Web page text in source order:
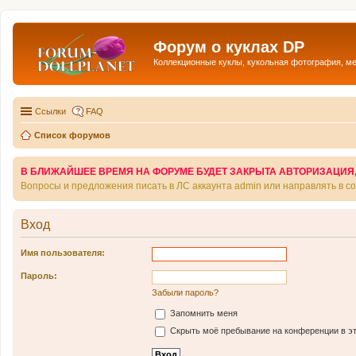
Форум о куклах DP
Коллекционные куклы, кукольная фотография,
Ссылки FAQ
Список форумов
В БЛИЖАЙШЕЕ ВРЕМЯ НА ФОРУМЕ БУДЕТ ЗАКРЫТА
Вопросы и предложения писать в ЛС аккаунта admin или направлять в
Вход
Имя пользователя:
Пароль:
Забыли пароль?
Запомнить меня
Скрыть моё пребывание на конференции в